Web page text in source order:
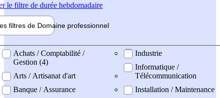
le filtre de durée hebdomadaire
filtres de Domaine professionnel
professionel
Achats / Comptabilité /
Gestion (4)
Arts / Artisanat d'art
Banque / Assurance
Industrie
Informatique /
Télécommunication
Installation / Maintenance